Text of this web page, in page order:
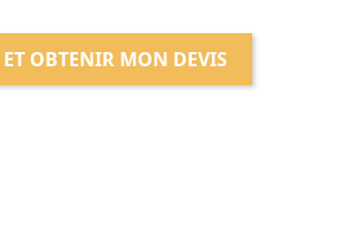
OBTENIR MON DEVIS